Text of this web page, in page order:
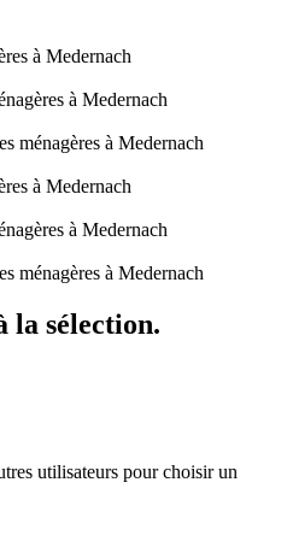
à Medernach
à Medernach
ménagères à Medernach
à Medernach
à Medernach
ménagères à Medernach
la sélection.
utilisateurs pour choisir un